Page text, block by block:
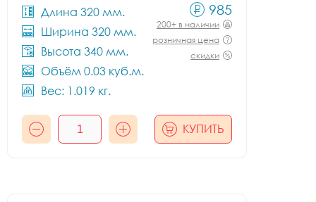
Длина 320 мм.
Ширина 320 мм.
Высота 340 мм.
Объём 0.03 куб.м.
Вес: 1.019 кг.
985
200+ в наличии
розничная цена
скидки
КУПИТЬ